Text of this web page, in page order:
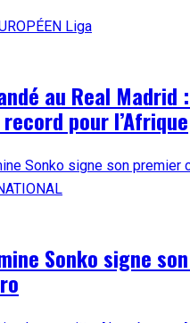
Liga
au Real Madrid
pour l’Afrique
Sonko signe